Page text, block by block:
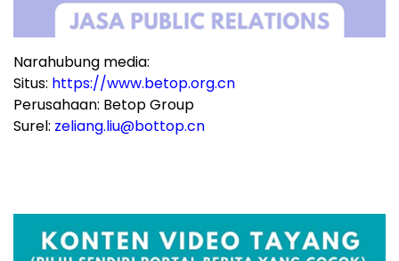
Narahubung media:
Situs: https://www.betop.org.cn
Perusahaan: Betop Group
Surel: zeliang.liu@bottop.cn